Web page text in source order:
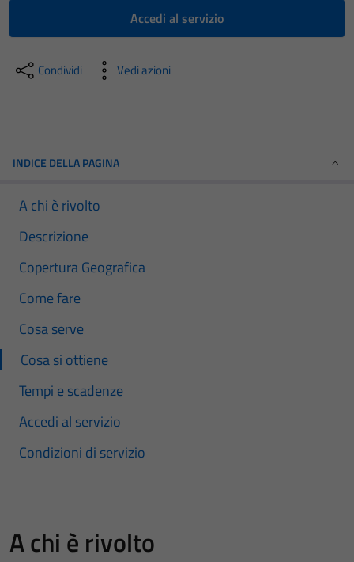
Accedi al servizio
Condividi Vedi azioni
INDICE DELLA PAGINA
A chi è rivolto
Descrizione
Copertura Geografica
Come fare
Cosa serve
Cosa si ottiene
Tempi e scadenze
Accedi al servizio
Condizioni di servizio
A chi è rivolto